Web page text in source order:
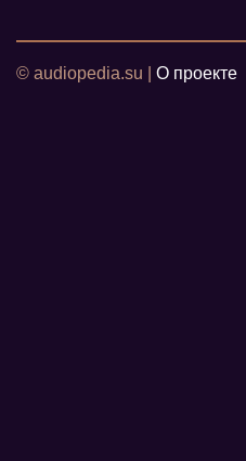
© audiopedia.su | О проекте